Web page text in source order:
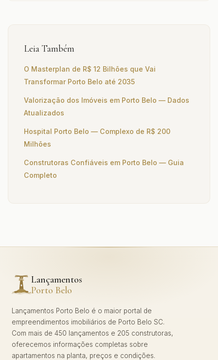
Leia Também
O Masterplan de R$ 12 Bilhões que Vai
Transformar Porto Belo até 2035
Valorização dos Imóveis em Porto Belo — Dados
Atualizados
Hospital Porto Belo — Complexo de R$ 200
Milhões
Construtoras Confiáveis em Porto Belo — Guia
Completo
Lançamentos
Porto Belo
Lançamentos Porto Belo é o maior portal de
empreendimentos imobiliários de Porto Belo SC.
Com mais de 450 lançamentos e 205 construtoras,
oferecemos informações completas sobre
apartamentos na planta, preços e condições.